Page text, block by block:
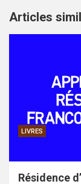
Articles
LIVRES
Résidence